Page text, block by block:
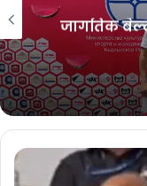
जागतिक